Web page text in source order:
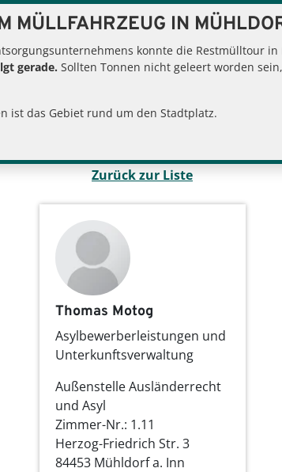
MÜLLFAHRZEUG IN
konnte die Restmülltour
gerade. Sollten Tonnen nicht geleert worden
ist das Gebiet rund um den Stadtplatz.
Zurück zur Liste
Thomas Motog
Asylbewerberleistungen und
Unterkunftsverwaltung
Außenstelle Ausländerrecht
und Asyl
Zimmer-Nr.: 1.11
Herzog-Friedrich Str. 3
84453 Mühldorf a. Inn